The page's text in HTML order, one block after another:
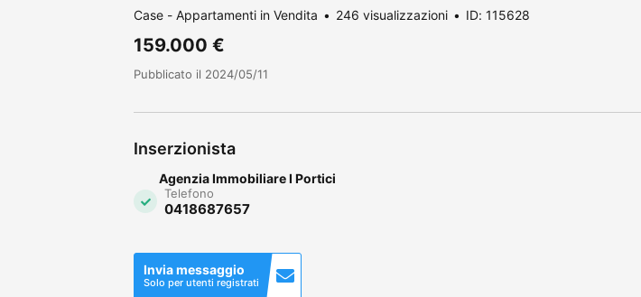
Case - Appartamenti in Vendita 246 visualizzazioni ID: 115628
159.000 €
Pubblicato il 2024/05/11
Inserzionista
Agenzia Immobiliare I Portici
Telefono
0418687657
Invia messaggio
Solo per utenti registrati